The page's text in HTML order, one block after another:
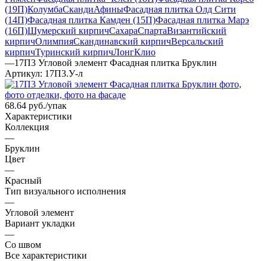
(19П)КолумбаСкандиАфиныФасадная плитка Олд Сити
(14П)Фасадная плитка Камден (15П)Фасадная плитка Марэ
(16П)Шумерский кирпичСахараСпартаВизантийский
кирпичОлимпияСкандинавский кирпичВерсальский
кирпичТуринский кирпичЛонгКлио
—17П3 Угловой элемент Фасадная плитка Бруклин
Артикул: 17П3.У-л
68.64 руб./упак
Характеристики
Коллекция
—
Бруклин
Цвет
—
Красный
Тип визуального исполнения
—
Угловой элемент
Вариант укладки
—
Со швом
Все характеристики